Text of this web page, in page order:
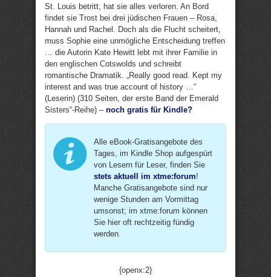
St. Louis betritt, hat sie alles verloren. An Bord
findet sie Trost bei drei jüdischen Frauen – Rosa,
Hannah und Rachel. Doch als die Flucht scheitert,
muss Sophie eine unmögliche Entscheidung treffen
… die Autorin Kate Hewitt lebt mit ihrer Familie in
den englischen Cotswolds und schreibt
romantische Dramatik. „Really good read. Kept my
interest and was true account of history …“
(Leserin) (310 Seiten, der erste Band der Emerald
Sisters“-Reihe) – noch gratis für Kindle?
Alle eBook-Gratisangebote des
Tages, im Kindle Shop aufgespürt
von Lesern für Leser, finden Sie
stets aktuell im xtme:forum!
Manche Gratisangebote sind nur
wenige Stunden am Vormittag
umsonst; im xtme:forum können
Sie hier oft rechtzeitig fündig
werden.
{openx:2}